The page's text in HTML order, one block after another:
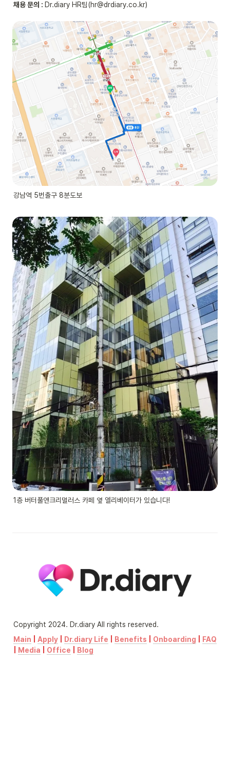
채용 문의 : Dr.diary HR팀(hr@drdiary.co.kr)
강남역 5번출구 8분도보
1층 버터풀앤크리멀러스 카페 옆 엘리베이터가 있습니다!
Copyright 2024. Dr.diary All rights reserved.
Main
Apply Dr.diary Life Benefits Onboarding
FAQ
Media Office Blog